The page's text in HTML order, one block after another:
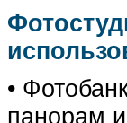
•
панорам